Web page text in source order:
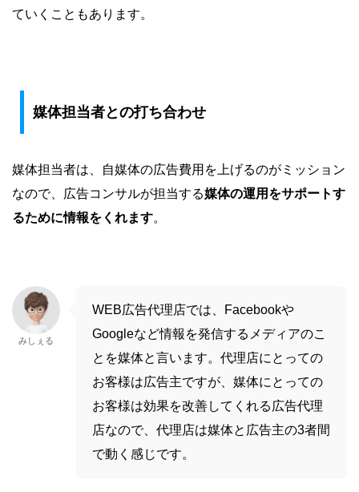
ていくこともあります。
媒体担当者との打ち合わせ
媒体担当者は、自媒体の広告費用を上げるのがミッション
なので、広告コンサルが担当する媒体の運用をサポートす
るために情報をくれます。
みしぇる
WEB広告代理店では、Facebookや
Googleなど情報を発信するメディアのこ
とを媒体と言います。代理店にとっての
お客様は広告主ですが、媒体にとっての
お客様は効果を改善してくれる広告代理
店なので、代理店は媒体と広告主の3者間
で動く感じです。